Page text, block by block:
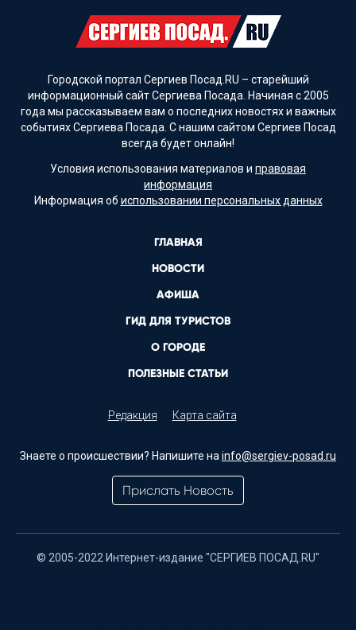
Городской портал Сергиев Посад.RU – старейший
информационный сайт Сергиева Посада. Начиная с 2005
года мы рассказываем вам о последних новостях и важных
событиях Сергиева Посада. С нашим сайтом Сергиев Посад
всегда будет онлайн!
Условия использования материалов и правовая
информация
Информация об использовании персональных данных
ГЛАВНАЯ
НОВОСТИ
АФИША
ГИД ДЛЯ ТУРИСТОВ
О ГОРОДЕ
ПОЛЕЗНЫЕ СТАТЬИ
Редакция Карта сайта
Знаете о происшествии? Напишите на info@sergiev-posad.ru
Прислать Новость
© 2005-2022 Интернет-издание "СЕРГИЕВ ПОСАД.RU"